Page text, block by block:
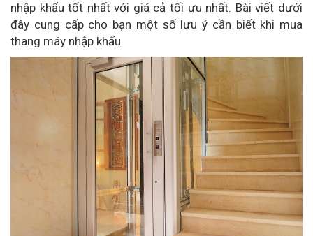
nhập khẩu tốt nhất với giá cả tối ưu nhất. Bài viết dưới
đây cung cấp cho bạn một số lưu ý cần biết khi mua
thang máy nhập khẩu.